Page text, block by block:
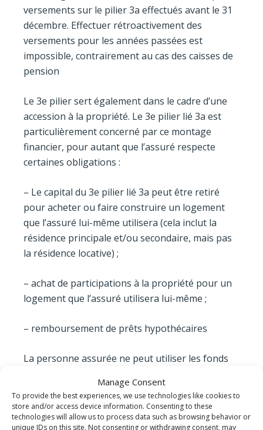
Manage Consent
To provide the best experiences, we use technologies like cookies to
store and/or access device information. Consenting to these
technologies will allow us to process data such as browsing behavior or
unique IDs on this site. Not consenting or withdrawing consent, may
versements sur le pilier 3a effectués avant le 31
décembre. Effectuer rétroactivement des
versements pour les années passées est
impossible, contrairement au cas des caisses de
pension
Le 3e pilier sert également dans le cadre d’une
accession à la propriété. Le 3e pilier lié 3a est
particulièrement concerné par ce montage
financier, pour autant que l’assuré respecte
certaines obligations :
– Le capital du 3e pilier lié 3a peut être retiré
pour acheter ou faire construire un logement
que l’assuré lui-même utilisera (cela inclut la
résidence principale et/ou secondaire, mais pas
la résidence locative) ;
– achat de participations à la propriété pour un
logement que l’assuré utilisera lui-même ;
– remboursement de prêts hypothécaires
La personne assurée ne peut utiliser les fonds
seul objet à la fois.
Comme vous l’aurez constaté, l’assuré doit